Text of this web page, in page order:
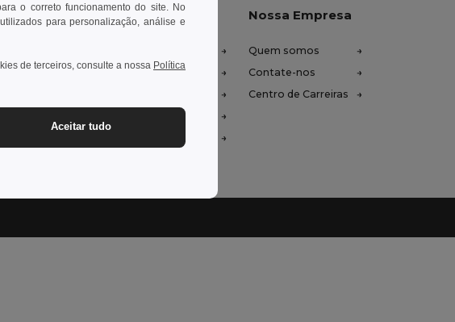
Deixe-nos ajudar
Preços de Atacado
Nossa Empresa
Quem somos
Contate-nos
Centro de Carreiras
o correto funcionamento do site. No
para personalização, análise e
de terceiros, consulte a nossa Política
Aceitar tudo